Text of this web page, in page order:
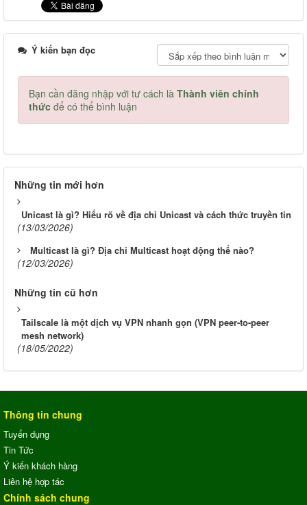
Ý kiến bạn đọc
Bạn cần đăng nhập với tư cách là Thành viên chính
thức để có thể bình luận
Những tin mới hơn
Unicast là gì? Hiểu rõ về địa chỉ Unicast và cách thức truyền tin
(13/03/2026)
Multicast là gì? Địa chỉ Multicast hoạt động thế nào?
(12/03/2026)
Những tin cũ hơn
Tailscale là một dịch vụ VPN nhanh gọn (VPN peer-to-peer
mesh network)
(18/05/2022)
Thông tin chung
Tuyển dụng
Tin Tức
Ý kiến khách hàng
Liên hệ hợp tác
Chính sách chung